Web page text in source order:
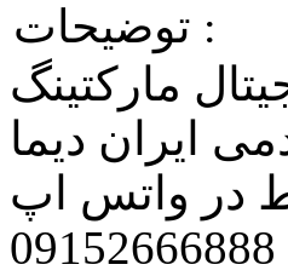
توضیحات :
مارکتینگ
ایران دیما
در واتس اپ
​09152666888